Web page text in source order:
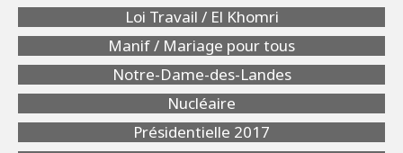
Loi Travail / El Khomri
Manif / Mariage pour tous
Notre-Dame-des-Landes
Nucléaire
Présidentielle 2017